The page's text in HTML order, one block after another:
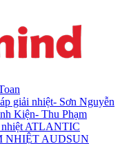
giải nhiệt- Sơn Nguyễn
Kiện- Thu Phạm
ATLANTIC
NHIỆT AUDSUN